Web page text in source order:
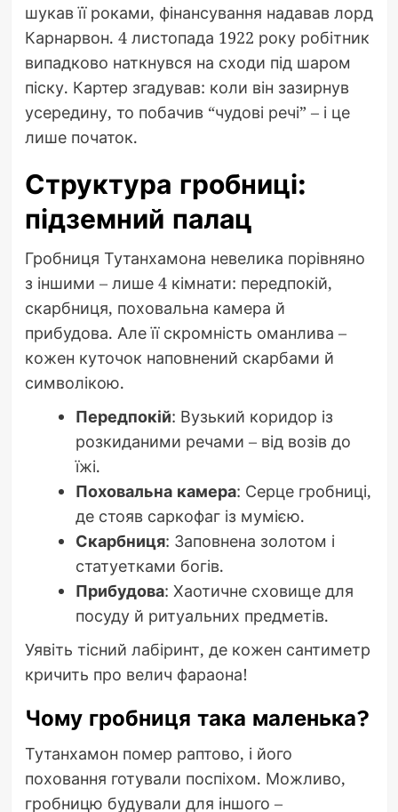
шукав її роками, фінансування надавав лорд
Карнарвон. 4 листопада 1922 року робітник
випадково наткнувся на сходи під шаром
піску. Картер згадував: коли він зазирнув
усередину, то побачив “чудові речі” – і це
лише початок.
Структура гробниці:
підземний палац
Гробниця Тутанхамона невелика порівняно
з іншими – лише 4 кімнати: передпокій,
скарбниця, поховальна камера й
прибудова. Але її скромність оманлива –
кожен куточок наповнений скарбами й
символікою.
Передпокій: Вузький коридор із
розкиданими речами – від возів до
їжі.
Поховальна камера: Серце гробниці,
де стояв саркофаг із мумією.
Скарбниця: Заповнена золотом і
статуетками богів.
Прибудова: Хаотичне сховище для
посуду й ритуальних предметів.
Уявіть тісний лабіринт, де кожен сантиметр
кричить про велич фараона!
Чому гробниця така маленька?
Тутанхамон помер раптово, і його
поховання готували поспіхом. Можливо,
гробницю будували для іншого –